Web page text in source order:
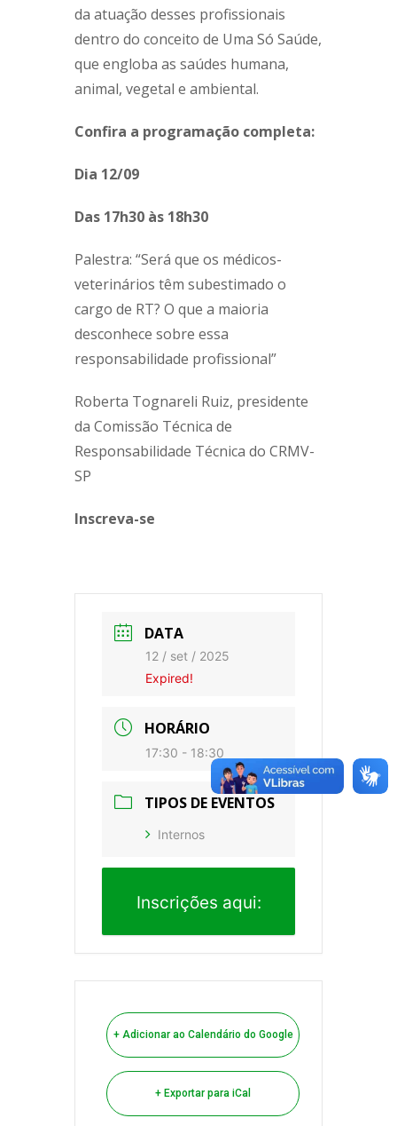
da atuação desses profissionais
dentro do conceito de Uma Só Saúde,
que engloba as saúdes humana,
animal, vegetal e ambiental.
Confira a programação completa:
Dia 12/09
Das 17h30 às 18h30
Palestra: “Será que os médicos-
veterinários têm subestimado o
cargo de RT? O que a maioria
desconhece sobre essa
responsabilidade profissional”
Roberta Tognareli Ruiz, presidente
da Comissão Técnica de
Responsabilidade Técnica do CRMV-
SP
Inscreva-se
DATA
12 / set / 2025
Expired!
HORÁRIO
17:30 - 18:30
TIPOS DE EVENTOS
Internos
Inscrições aqui:
+ Adicionar ao Calendário do Google
+ Exportar para iCal